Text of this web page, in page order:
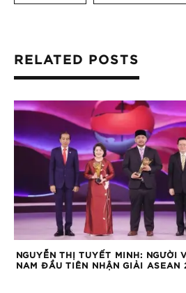
RELATED POSTS
NGUYỄN THỊ TUYẾT MINH: NGƯỜI
NAM ĐẦU TIÊN NHẬN GIẢI ASEAN